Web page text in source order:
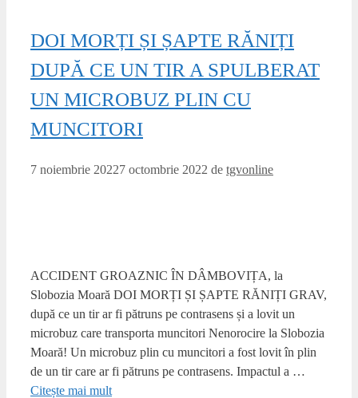
DOI MORȚI ȘI ȘAPTE RĂNIȚI
DUPĂ CE UN TIR A SPULBERAT
UN MICROBUZ PLIN CU
MUNCITORI
7 noiembrie 20227 octombrie 2022 de tgvonline
ACCIDENT GROAZNIC ÎN DÂMBOVIȚA, la
Slobozia Moară DOI MORȚI ȘI ȘAPTE RĂNIȚI GRAV,
după ce un tir ar fi pătruns pe contrasens și a lovit un
microbuz care transporta muncitori Nenorocire la Slobozia
Moară! Un microbuz plin cu muncitori a fost lovit în plin
de un tir care ar fi pătruns pe contrasens. Impactul a …
Citește mai mult